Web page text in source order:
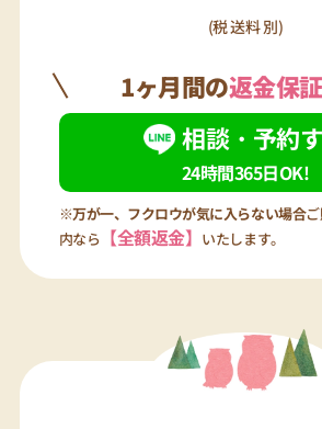
(税 送料 別)
1ヶ月間の返金保
相談・予約
24時間365日OK!
※万が一、フクロウが気に入らない場合
内なら 【全額返金】 いたします。